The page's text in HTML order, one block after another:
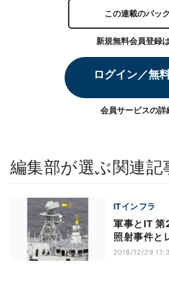
この連載のバッ
新規無料会員登録
ログイン／無
会員サービスの詳
編集部が選ぶ関連記
ITインフラ
軍事とIT 第
照射事件と
2018/12/29